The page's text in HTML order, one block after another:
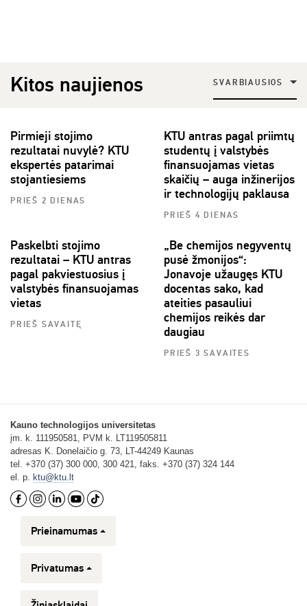
Kitos naujienos SVARBIAUSIOS
Pirmieji stojimo
rezultatai nuvylė? KTU
ekspertės patarimai
stojantiesiems
PRIEŠ 2 DIENAS
KTU antras pagal priimtų
studentų į valstybės
finansuojamas vietas
skaičių – auga inžinerijos
ir technologijų paklausa
PRIEŠ 4 DIENAS
Paskelbti stojimo
rezultatai – KTU antras
pagal pakviestuosius į
valstybės finansuojamas
vietas
PRIEŠ SAVAITĘ
„Be chemijos negyventų
pusė žmonijos“:
Jonavoje užaugęs KTU
docentas sako, kad
ateities pasauliui
chemijos reikės dar
daugiau
PRIEŠ 3 SAVAITES
Kauno technologijos universitetas
įm. k. 111950581, PVM k. LT119505811
adresas K. Donelaičio g. 73, LT-44249 Kaunas
tel. +370 (37) 300 000, 300 421, faks. +370 (37) 324 144
el. p. ktu@ktu.lt
Prieinamumas
Privatumas